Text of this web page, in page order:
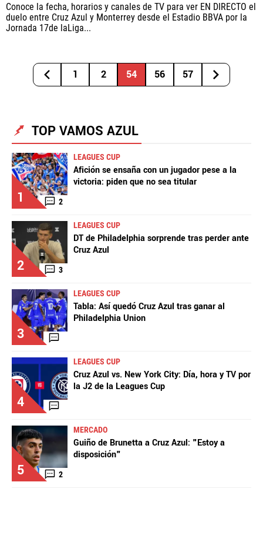
Conoce la fecha, horarios y canales de TV para ver EN DIRECTO el
duelo entre Cruz Azul y Monterrey desde el Estadio BBVA por la
Jornada 17de laLiga...
1 2 54 56 57
TOP VAMOS AZUL
1 2
LEAGUES CUP
Afición se ensaña con un jugador pese a la
victoria: piden que no sea titular
2 3
LEAGUES CUP
DT de Philadelphia sorprende tras perder ante
Cruz Azul
3
LEAGUES CUP
Tabla: Así quedó Cruz Azul tras ganar al
Philadelphia Union
4
LEAGUES CUP
Cruz Azul vs. New York City: Día, hora y TV por
la J2 de la Leagues Cup
5 2
MERCADO
Guiño de Brunetta a Cruz Azul: "Estoy a
disposición"